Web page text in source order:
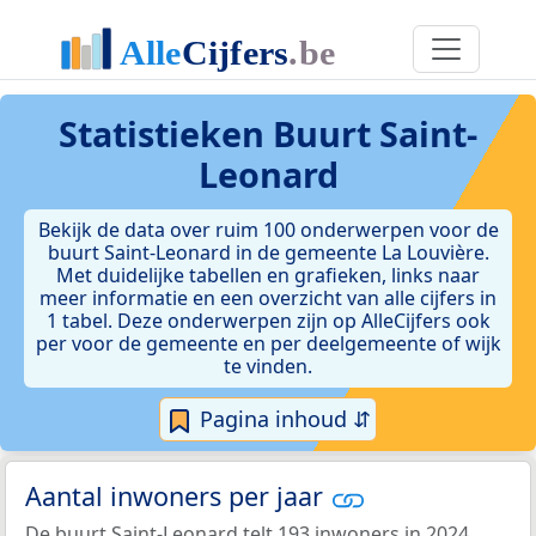
Statistieken Buurt Saint-
Leonard
Bekijk de data over ruim 100 onderwerpen voor de
buurt Saint-Leonard in de gemeente La Louvière.
Met duidelijke tabellen en grafieken, links naar
meer informatie en een overzicht van alle cijfers in
1 tabel. Deze onderwerpen zijn op AlleCijfers ook
per voor de gemeente en per deelgemeente of wijk
te vinden.
Pagina inhoud ⇵
Aantal inwoners per jaar